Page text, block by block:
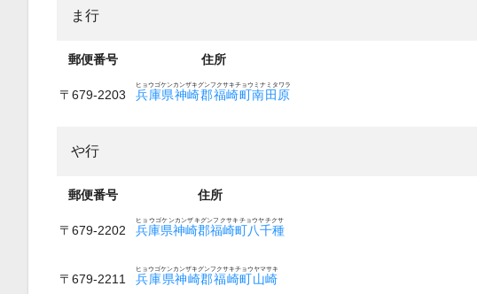
ま行
郵便番号 住所
〒679-2203 兵庫県神崎郡福崎町南田原
ヒョウゴケンカンザキグンフクサキチョウミナミタワラ
や行
郵便番号 住所
〒679-2202 兵庫県神崎郡福崎町八千種
ヒョウゴケンカンザキグンフクサキチョウヤチクサ
〒679-2211 兵庫県神崎郡福崎町山崎
ヒョウゴケンカンザキグンフクサキチョウヤマサキ